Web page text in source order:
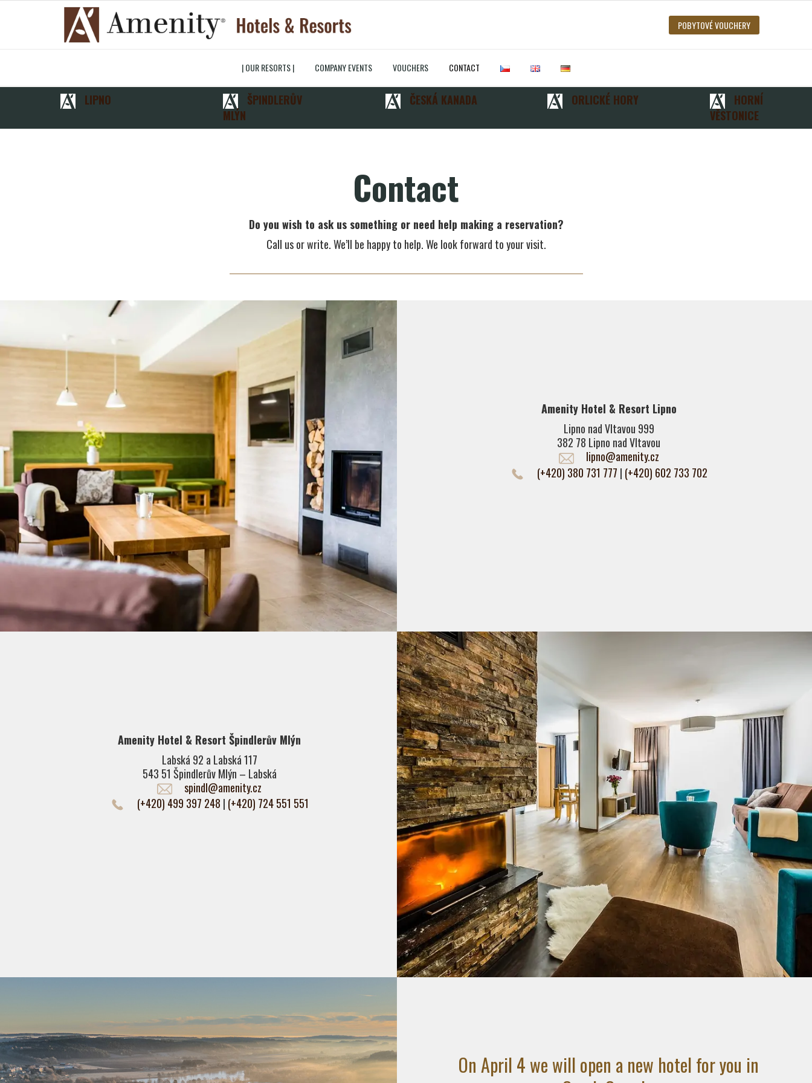
POBYTOVÉ VOUCHERY
| OUR RESORTS | COMPANY EVENTS VOUCHERS CONTACT
LIPNO
ŠPINDLERŮV
MLÝN
ČESKÁ KANADA ORLICKÉ HORY
HORNÍ
VĚSTONICE
Contact
Do you wish to ask us something or need help making a reservation?
Call us or write. We’ll be happy to help. We look forward to your visit.
Amenity Hotel & Resort Lipno
Lipno nad Vltavou 999
382 78 Lipno nad Vltavou
lipno@amenity.cz
(+420) 380 731 777 | (+420) 602 733 702
Amenity Hotel & Resort Špindlerův Mlýn
Labská 92 a Labská 117
543 51 Špindlerův Mlýn – Labská
spindl@amenity.cz
(+420) 499 397 248 | (+420) 724 551 551
On April 4 we will open a new hotel for you in